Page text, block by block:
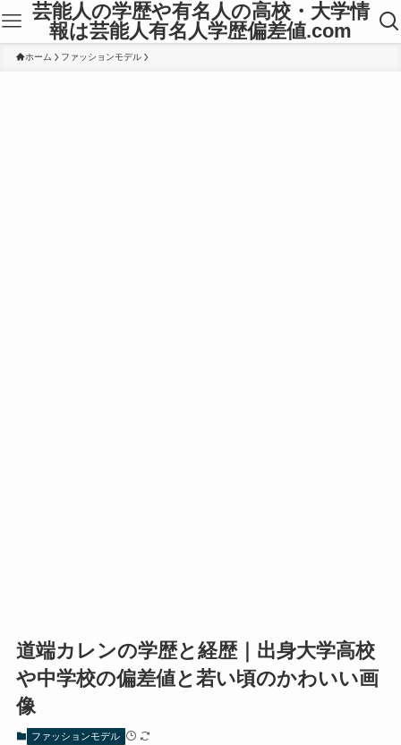
芸能人の学歴や有名人の高校・大学情
報は芸能人有名人学歴偏差値.com
ホーム ファッションモデル
道端カレンの学歴と経歴｜出身大学高校
や中学校の偏差値と若い頃のかわいい画
像
ファッションモデル